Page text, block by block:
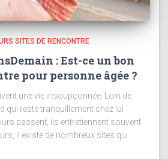
SITES DE RENCONTRE
: Est-ce un bon
pour personne âgée ?
une vie insoupçonnée. Loin de
qui reste tranquillement chez lui
passent, ils entretiennent souvent
il existe de nombreux sites qui